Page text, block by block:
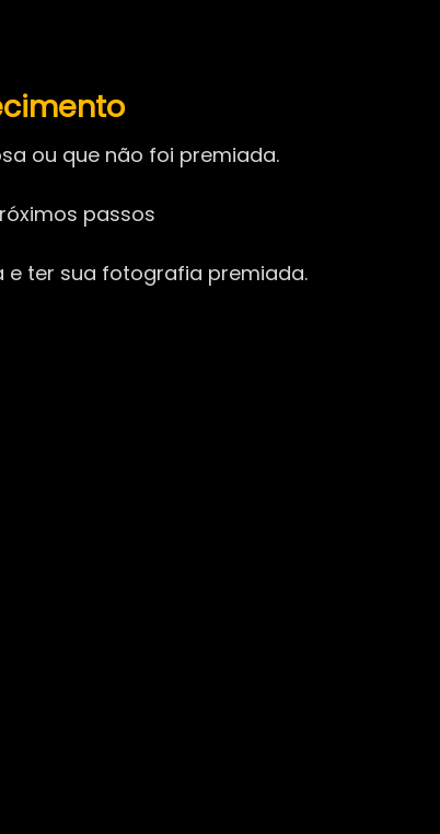
ou que não foi premiada.
passos
e ter sua fotografia premiada.